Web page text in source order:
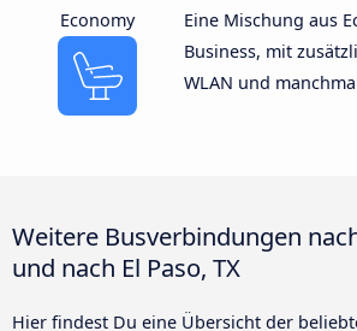
Economy
Eine Mischung aus
Business, mit
WLAN und
Weitere Busverbindungen
und nach El Paso, TX
Hier findest Du eine Übersicht der